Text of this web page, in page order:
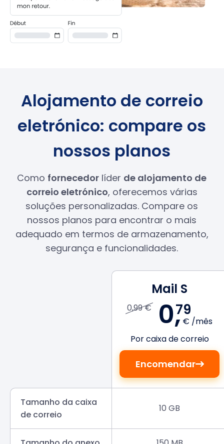
Alojamento de correio
eletrónico: compare os
nossos planos
Como fornecedor líder de alojamento de
correio eletrónico, oferecemos várias
soluções personalizadas. Compare os
nossos planos para encontrar o mais
adequado em termos de armazenamento,
segurança e funcionalidades.
Mail S
0,99 € 0,79
€ /mês
Por caixa de correio
Encomendar
Tamanho da caixa
de correio
10 GB